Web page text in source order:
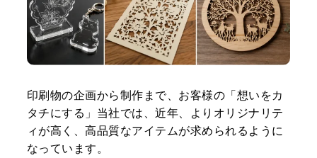
印刷物の企画から制作まで、お客様の「想いをカ
タチにする」当社では、近年、よりオリジナリテ
ィが高く、高品質なアイテムが求められるように
なっています。